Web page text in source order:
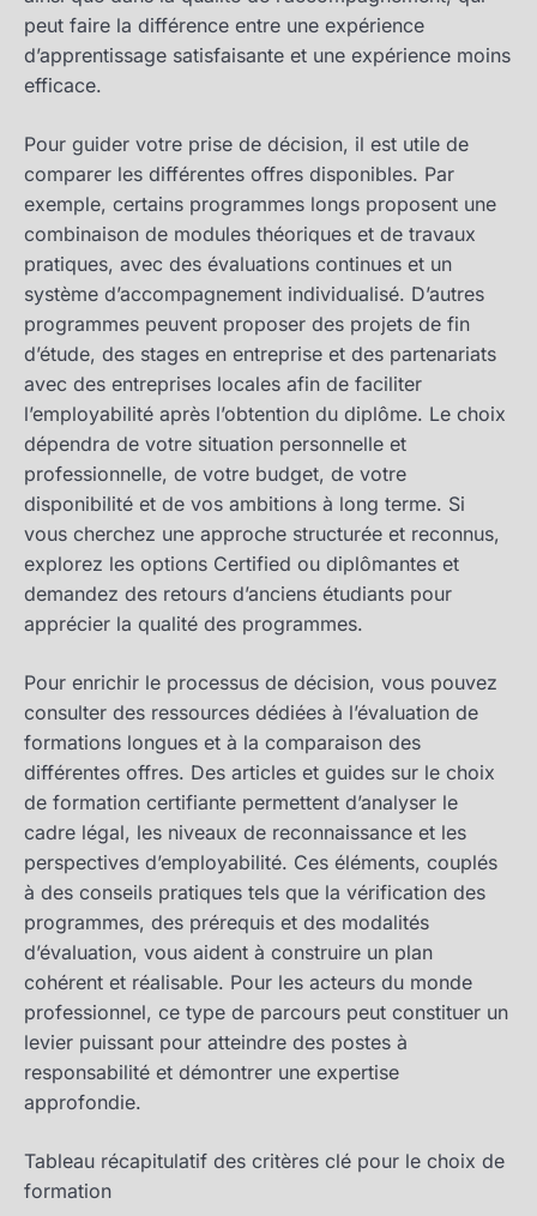
peut faire la différence entre une expérience
d’apprentissage satisfaisante et une expérience moins
efficace.
Pour guider votre prise de décision, il est utile de
comparer les différentes offres disponibles. Par
exemple, certains programmes longs proposent une
combinaison de modules théoriques et de travaux
pratiques, avec des évaluations continues et un
système d’accompagnement individualisé. D’autres
programmes peuvent proposer des projets de fin
d’étude, des stages en entreprise et des partenariats
avec des entreprises locales afin de faciliter
l’employabilité après l’obtention du diplôme. Le choix
dépendra de votre situation personnelle et
professionnelle, de votre budget, de votre
disponibilité et de vos ambitions à long terme. Si
vous cherchez une approche structurée et reconnus,
explorez les options Certified ou diplômantes et
demandez des retours d’anciens étudiants pour
apprécier la qualité des programmes.
Pour enrichir le processus de décision, vous pouvez
consulter des ressources dédiées à l’évaluation de
formations longues et à la comparaison des
différentes offres. Des articles et guides sur le choix
de formation certifiante permettent d’analyser le
cadre légal, les niveaux de reconnaissance et les
perspectives d’employabilité. Ces éléments, couplés
à des conseils pratiques tels que la vérification des
programmes, des prérequis et des modalités
d’évaluation, vous aident à construire un plan
cohérent et réalisable. Pour les acteurs du monde
professionnel, ce type de parcours peut constituer un
levier puissant pour atteindre des postes à
responsabilité et démontrer une expertise
approfondie.
Tableau récapitulatif des critères clé pour le choix de
formation